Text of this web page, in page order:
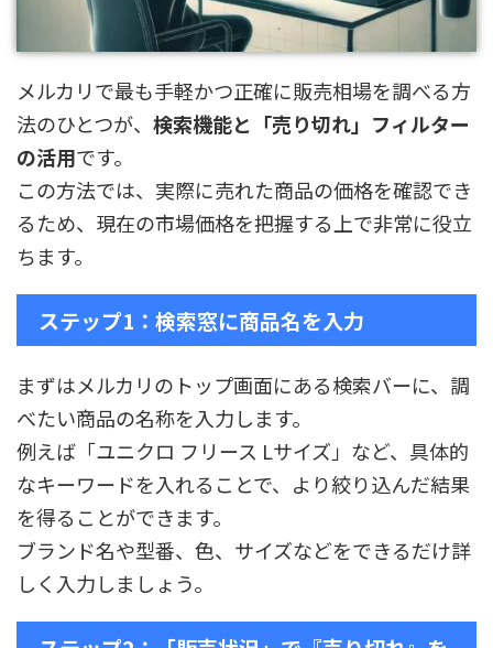
メルカリで最も手軽かつ正確に販売相場を調べる方
法のひとつが、 検索機能と「売り切れ」フィルター
の活用です。
この方法では、実際に売れた商品の価格を確認でき
るため、現在の市場価格を把握する上で非常に役立
ちます。
ステップ1：検索窓に商品名を入力
まずはメルカリのトップ画面にある検索バーに、調
べたい商品の名称を入力します。
例えば「ユニクロ フリース Lサイズ」など、具体的
なキーワードを入れることで、より絞り込んだ結果
を得ることができます。
ブランド名や型番、色、サイズなどをできるだけ詳
しく入力しましょう。